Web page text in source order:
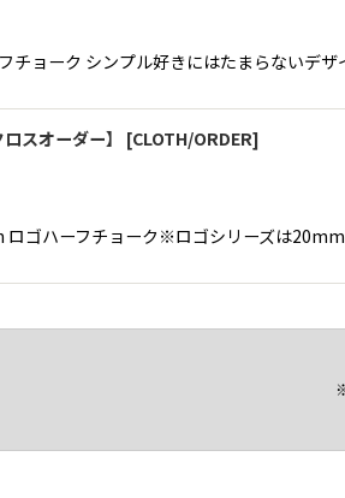
チョーク シンプル好きにはたまらないデ
スオーダー】 [CLOTH/ORDER]
ゴハーフチョーク※ロゴシリーズは